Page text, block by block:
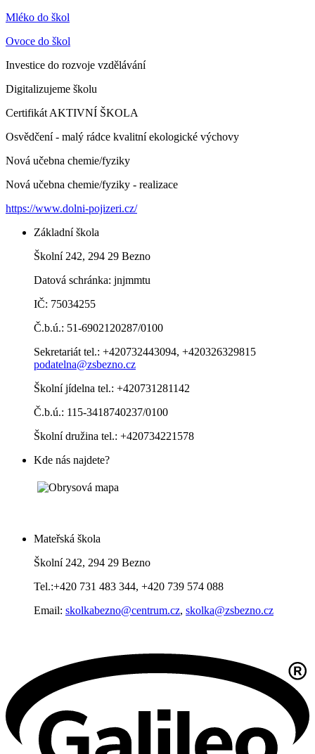
Mléko do škol
Ovoce do škol
Investice do rozvoje vzdělávání
Digitalizujeme školu
Certifikát AKTIVNÍ ŠKOLA
Osvědčení - malý rádce kvalitní ekologické výchovy
Nová učebna chemie/fyziky
Nová učebna chemie/fyziky - realizace
https://www.dolni-pojizeri.cz/
Základní škola
Školní 242, 294 29 Bezno
Datová schránka: jnjmmtu
IČ: 75034255
Č.b.ú.: 51-6902120287/0100
Sekretariát tel.: +420732443094, +420326329815
podatelna@zsbezno.cz
Školní jídelna tel.: +420731281142
Č.b.ú.: 115-3418740237/0100
Školní družina tel.: +420734221578
Kde nás najdete?
Mateřská škola
Školní 242, 294 29 Bezno
Tel.:+420 731 483 344, +420 739 574 088
Email: skolkabezno@centrum.cz, skolka@zsbezno.cz